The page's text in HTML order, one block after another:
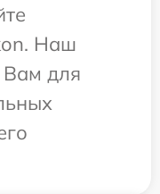
Наш
для